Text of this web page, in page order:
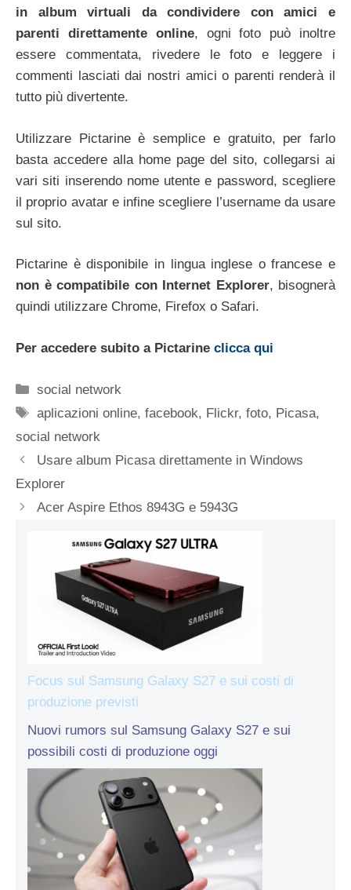
in album virtuali da condividere con amici e
parenti direttamente online, ogni foto può inoltre
essere commentata, rivedere le foto e leggere i
commenti lasciati dai nostri amici o parenti renderà il
tutto più divertente.
Utilizzare Pictarine è semplice e gratuito, per farlo
basta accedere alla home page del sito, collegarsi ai
vari siti inserendo nome utente e password, scegliere
il proprio avatar e infine scegliere l’username da usare
sul sito.
Pictarine è disponibile in lingua inglese o francese e
non è compatibile con Internet Explorer, bisognerà
quindi utilizzare Chrome, Firefox o Safari.
Per accedere subito a Pictarine clicca qui
Categorie
social network
Tag
aplicazioni online,facebook, Flickr,foto, Picasa,
social network
Usare album Picasa direttamente in Windows
Explorer
Acer Aspire Ethos 8943G e 5943G
Focus sul Samsung Galaxy S27 e sui costi di
produzione previsti
Nuovi rumors sul Samsung Galaxy S27 e sui
possibili costi di produzione oggi